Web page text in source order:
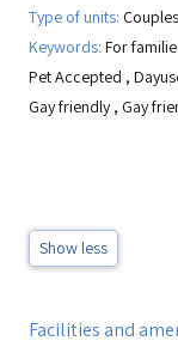
Type of units:
Keywords: For
Pet Accepted ,
Gay friendly, Gay
Show less
Facilities and